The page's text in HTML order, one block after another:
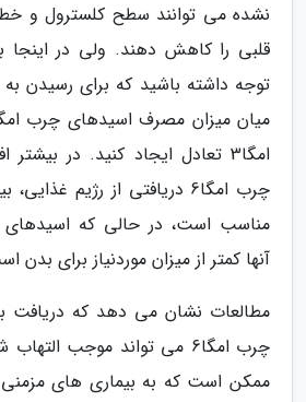
نشده می توانند سطح کلسترول و خطر
قلبی را کاهش دهند. ولی در اینجا
توجه داشته باشید که برای رسیدن
امگا3 تعادل ایجاد کنید. در
چرب امگا6 دریافتی از رژیم
آنها کمتر از میزان موردنیاز برای بدن
مطالعات نشان می دهد که دریافت
چرب امگا6 می تواند موجب
ممکن است که به بیماری های